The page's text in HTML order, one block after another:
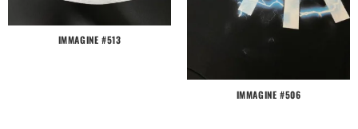
IMMAGINE #513
IMMAGINE #506